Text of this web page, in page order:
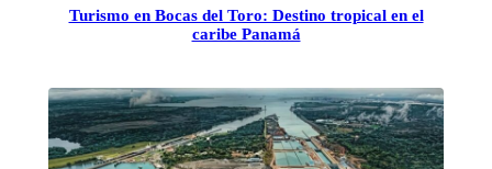
Turismo en Bocas del Toro: Destino tropical en el
caribe Panamá